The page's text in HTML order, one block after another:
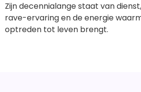
Zijn decennialange staat van
rave-ervaring en de energie
optreden tot leven brengt.